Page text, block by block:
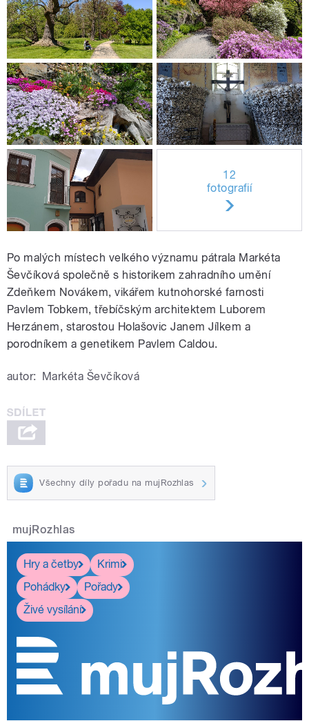
12
fotografií
Po malých místech velkého významu pátrala Markéta
Ševčíková společně s historikem zahradního umění
Zdeňkem Novákem, vikářem kutnohorské farnosti
Pavlem Tobkem, třebíčským architektem Luborem
Herzánem, starostou Holašovic Janem Jílkem a
porodníkem a genetikem Pavlem Caldou.
autor: Markéta Ševčíková
Všechny díly pořadu na mujRozhlas
mujRozhlas
Hry a četby
Krimi
Pohádky
Pořady
Živé vysílání